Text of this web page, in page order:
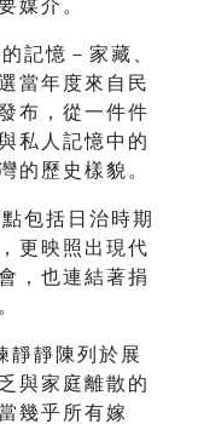
媒介。
記憶－家藏、
當年度來自民
布，從一件件
私人記憶中的
的歷史樣貌。
包括日治時期
更映照出現代
，也連結著捐
靜靜陳列於展
與家庭離散的
幾乎所有嫁